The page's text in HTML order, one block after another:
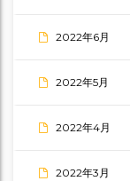
2022年6月
2022年5月
2022年4月
2022年3月